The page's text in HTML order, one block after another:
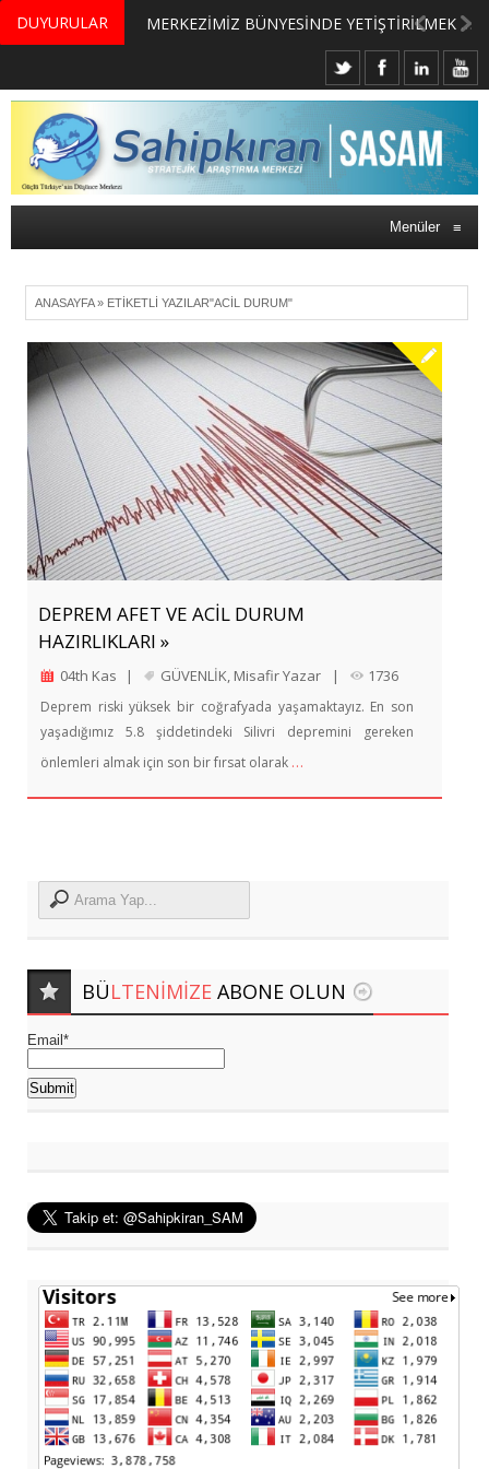
DUYURULAR MERKEZİMİZ BÜNYESİNDE YETİŞTİRİLMEK ÜZERE GÖNÜLLÜ ÜLKE MASASI UZMANI VE UZMAN ADAYLARI ARIYORUZ
Menüler ≡
ANASAYFA» ETIKETLI YAZILAR"ACIL DURUM"
DEPREM AFET VE ACİL DURUM
HAZIRLIKLARI »
04th Kas | GÜVENLİK, Misafir Yazar | 1736
Deprem riski yüksek bir coğrafyada yaşamaktayız. En son
yaşadığımız 5.8 şiddetindeki Silivri depremini gereken
önlemleri almak için son bir fırsat olarak …
BÜLTENIMIZE ABONE OLUN
Email*